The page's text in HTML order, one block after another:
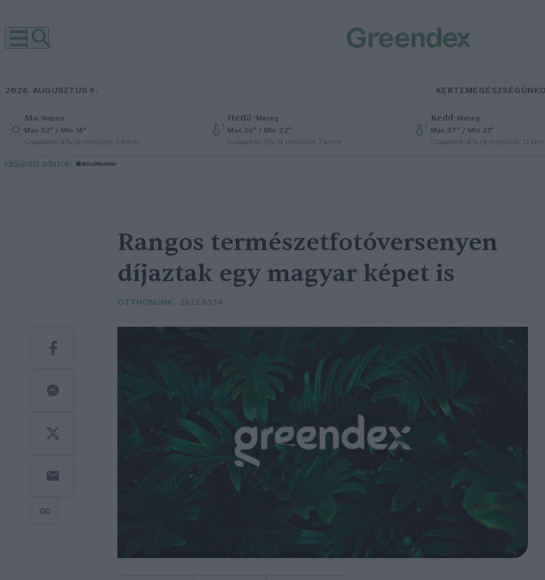
2026. AUGUSZTUS 9. KERTEMEGÉSZSÉGÜNK
Ma–Napos
Max 32° / Min 18°
Csapadék: 0% (0 mm)Szél: 7 km/h
Hétfő–Meleg
Max 36° / Min 22°
Csapadék: 2% (0 mm)Szél: 7 km/h
Kedd–Meleg
Max 37° / Min 21°
Csapadék: 0% (0 mm)Szél: 13
időjárási adatok:
Rangos természetfotóversenyen
díjaztak egy magyar képet is
OTTHONUNK 2022.03.14